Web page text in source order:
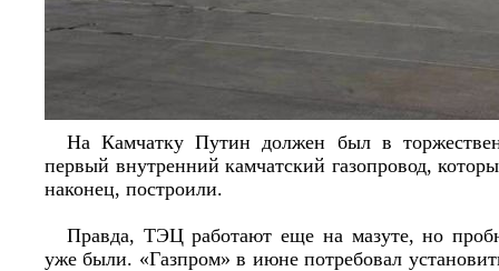
На Камчатку Путин должен был в
первый внутренний камчатский газопровод,
наконец, построили.
Правда, ТЭЦ работают еще на мазуте, но
уже были. «Газпром» в июне потребовал